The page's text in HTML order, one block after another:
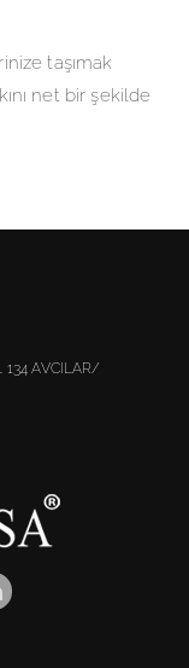
taşımak
net bir şekilde
134 AVCILAR/